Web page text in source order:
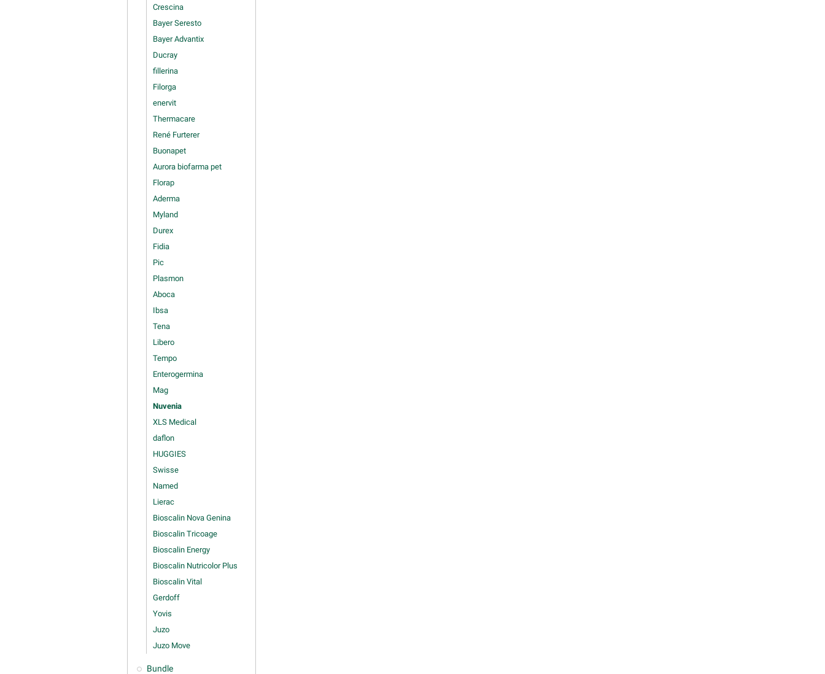
Crescina
Bayer Seresto
Bayer Advantix
Ducray
fillerina
Filorga
enervit
Thermacare
René Furterer
Buonapet
Aurora biofarma pet
Florap
Aderma
Myland
Durex
Fidia
Pic
Plasmon
Aboca
Ibsa
Tena
Libero
Tempo
Enterogermina
Mag
Nuvenia
XLS Medical
daflon
HUGGIES
Swisse
Named
Lierac
Bioscalin Nova Genina
Bioscalin Tricoage
Bioscalin Energy
Bioscalin Nutricolor Plus
Bioscalin Vital
Gerdoff
Yovis
Juzo
Juzo Move
Bundle